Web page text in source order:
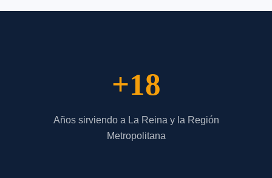
+18
Años sirviendo a La Reina y la Región
Metropolitana